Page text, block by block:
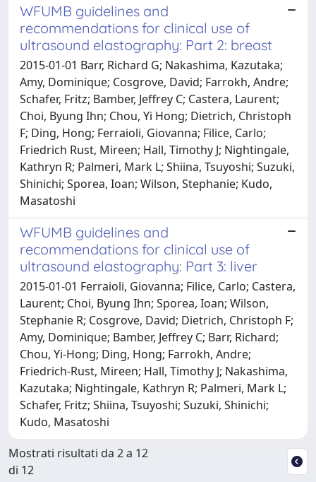
WFUMB guidelines and
recommendations for clinical use of
ultrasound elastography: Part 2: breast
2015-01-01 Barr, Richard G; Nakashima, Kazutaka;
Amy, Dominique; Cosgrove, David; Farrokh, Andre;
Schafer, Fritz; Bamber, Jeffrey C; Castera, Laurent;
Choi, Byung Ihn; Chou, Yi Hong; Dietrich, Christoph
F; Ding, Hong; Ferraioli, Giovanna; Filice, Carlo;
Friedrich Rust, Mireen; Hall, Timothy J; Nightingale,
Kathryn R; Palmeri, Mark L; Shiina, Tsuyoshi; Suzuki,
Shinichi; Sporea, Ioan; Wilson, Stephanie; Kudo,
Masatoshi
WFUMB guidelines and
recommendations for clinical use of
ultrasound elastography: Part 3: liver
2015-01-01 Ferraioli, Giovanna; Filice, Carlo; Castera,
Laurent; Choi, Byung Ihn; Sporea, Ioan; Wilson,
Stephanie R; Cosgrove, David; Dietrich, Christoph F;
Amy, Dominique; Bamber, Jeffrey C; Barr, Richard;
Chou, Yi-Hong; Ding, Hong; Farrokh, Andre;
Friedrich-Rust, Mireen; Hall, Timothy J; Nakashima,
Kazutaka; Nightingale, Kathryn R; Palmeri, Mark L;
Schafer, Fritz; Shiina, Tsuyoshi; Suzuki, Shinichi;
Kudo, Masatoshi
Mostrati risultati da 2 a 12
di 12